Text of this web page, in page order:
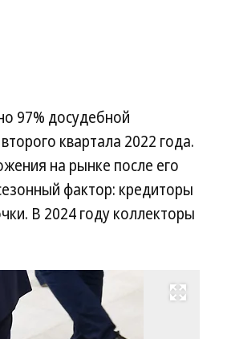
97% досудебной
квартала 2022 года.
на рынке после его
фактор: кредиторы
В 2024 году коллекторы
Развернуть на весь экран